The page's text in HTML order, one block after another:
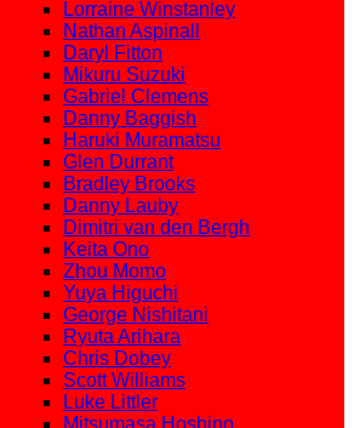
Lorraine Winstanley
Nathan Aspinall
Daryl Fitton
Mikuru Suzuki
Gabriel Clemens
Danny Baggish
Haruki Muramatsu
Glen Durrant
Bradley Brooks
Danny Lauby
Dimitri van den Bergh
Keita Ono
Zhou Momo
Yuya Higuchi
George Nishitani
Ryuta Arihara
Chris Dobey
Scott Williams
Luke Littler
Mitsumasa Hoshino